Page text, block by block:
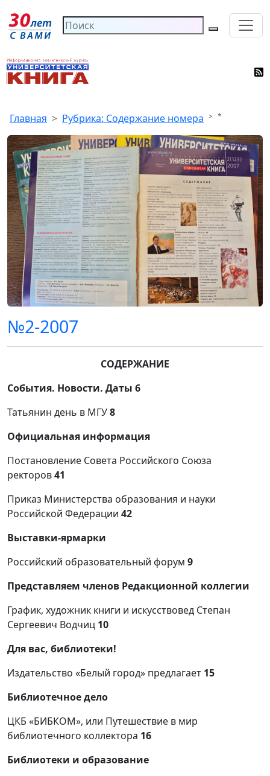
Главная Рубрика: Содержание номера *
№2-2007
СОДЕРЖАНИЕ
События. Новости. Даты 6
Татьянин день в МГУ8
Официальная информация
Постановление Совета Российского Союза
ректоров41
Приказ Министерства образования и науки
Российской Федерации 42
Выставки-ярмарки
Российский образовательный форум 9
Представляем членов Редакционной коллегии
График, художник книги и искусствовед Степан
Сергеевич Водчиц 10
Для вас, библиотеки!
Издательство «Белый город» предлагает 15
Библиотечное дело
ЦКБ «БИБКОМ», или Путешествие в мир
библиотечного коллектора 16
Библиотеки и образование